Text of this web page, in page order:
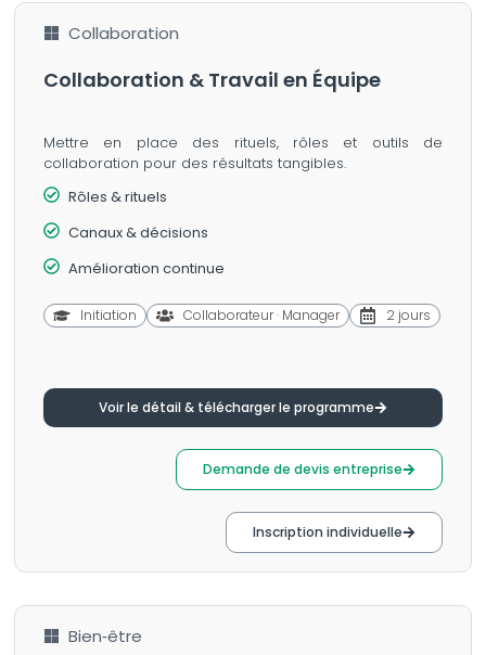
Collaboration
Collaboration & Travail en Équipe
Mettre en place des rituels, rôles et outils de
collaboration pour des résultats tangibles.
Rôles & rituels
Canaux & décisions
Amélioration continue
Initiation Collaborateur · Manager 2 jours
Voir le détail & télécharger le programme
Demande de devis entreprise
Inscription individuelle
Bien‑être